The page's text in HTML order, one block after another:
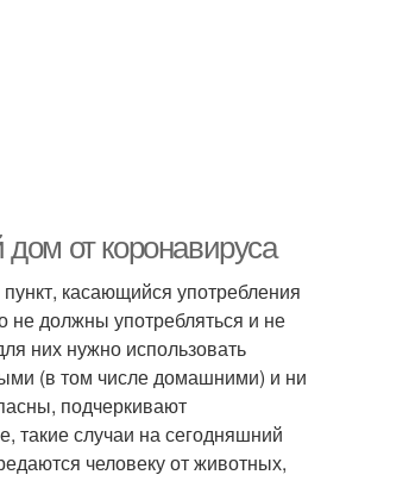
от коронавируса
касающийся употребления
не должны употребляться и не
них нужно использовать
(в том числе домашними) и ни
подчеркивают
такие случаи на сегодняшний
человеку от животных,